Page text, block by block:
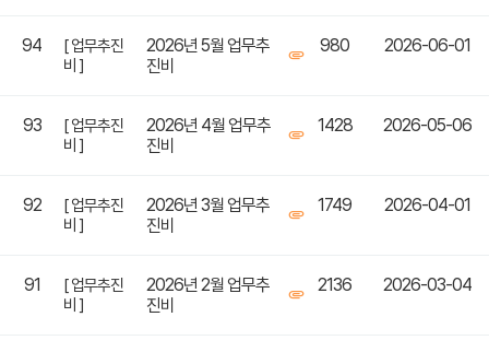
94
[ 업무추진
비 ]
2026년 5월 업무추
진비
980 2026-06-01
93
[ 업무추진
비 ]
2026년 4월 업무추
진비
1428 2026-05-06
92
[ 업무추진
비 ]
2026년 3월 업무추
진비
1749 2026-04-01
91
[ 업무추진
비 ]
2026년 2월 업무추
진비
2136 2026-03-04